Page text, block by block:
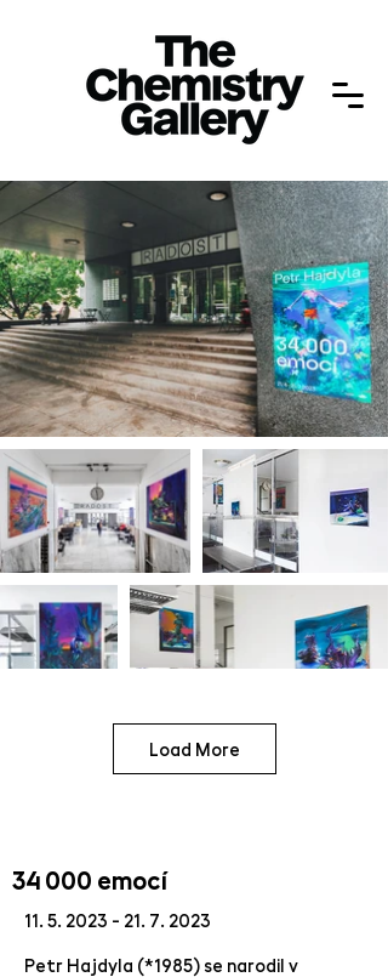
Load More
34 000 emocí
11. 5. 2023 - 21. 7. 2023
Petr Hajdyla (*1985) se narodil v